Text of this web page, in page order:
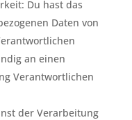
Du hast das
Daten von
an einen
Verantwortlichen
der Verarbeitung